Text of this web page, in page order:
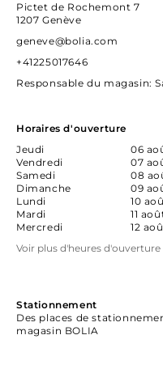
Pictet de Rochemont 7
1207 Genève
geneve@bolia.com
+41225017646
Responsable du magasin:
Horaires d'ouverture
Jeudi
06
Vendredi
07
Samedi
08
Dimanche
09
Lundi
10
Mardi
11
Mercredi
12
Voir plus d'heures d'ouverture
Stationnement
Des places de
magasin BOLIA